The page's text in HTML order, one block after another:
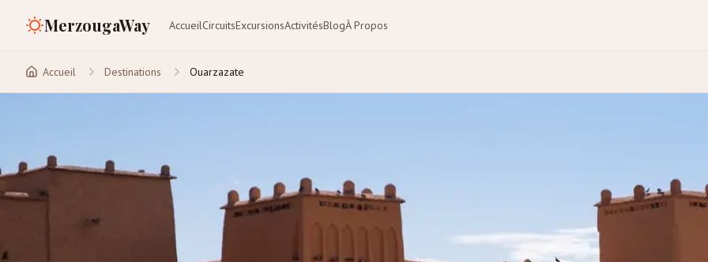
MerzougaWay AccueilCircuitsExcursionsActivitésBlogÀ Propos
Accueil Destinations Ouarzazate